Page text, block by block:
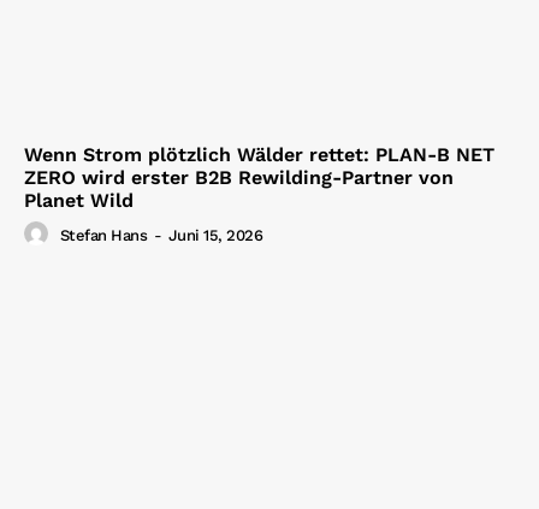
Wenn Strom plötzlich Wälder rettet: PLAN-B NET
ZERO wird erster B2B Rewilding-Partner von
Planet Wild
Stefan Hans - Juni 15, 2026